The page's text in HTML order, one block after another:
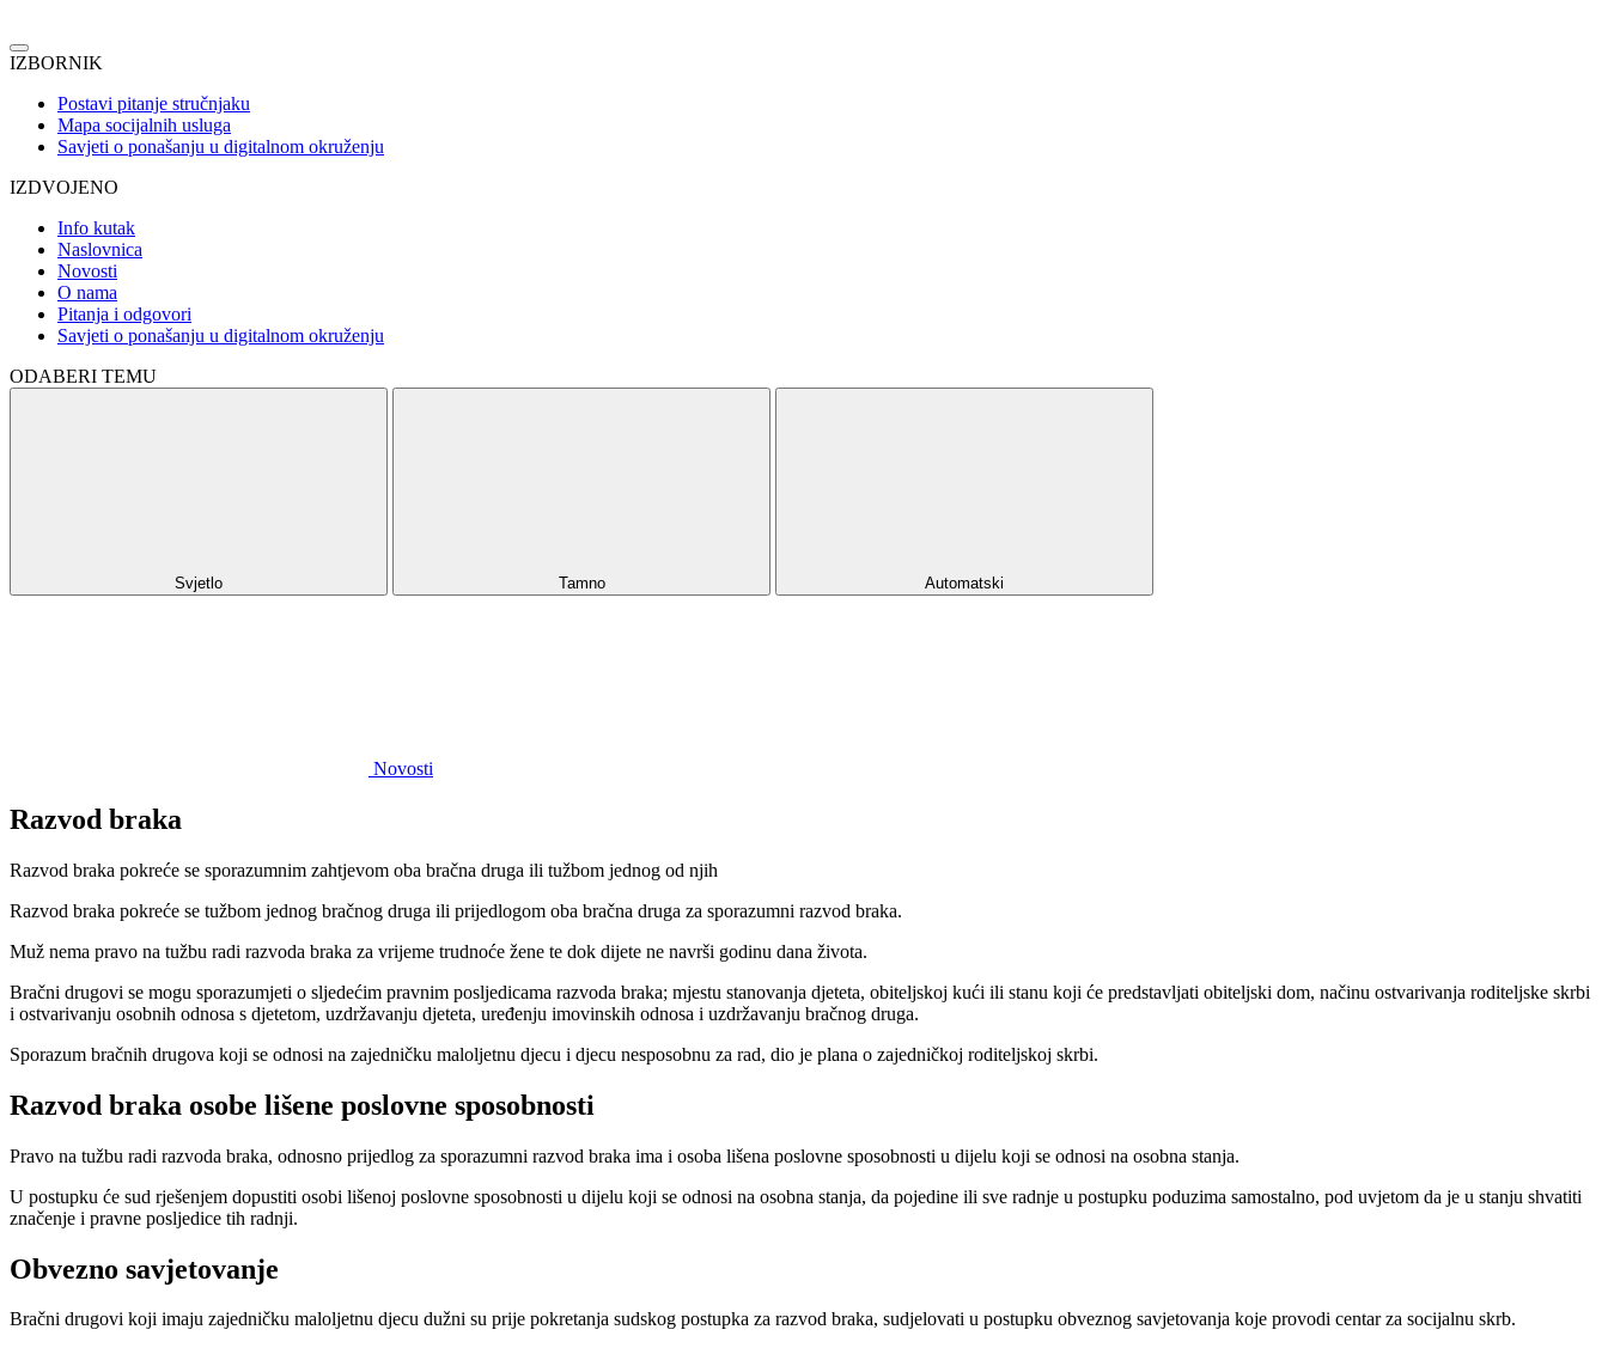
IZBORNIK
Postavi pitanje stručnjaku
Mapa socijalnih usluga
Savjeti o ponašanju u digitalnom okruženju
IZDVOJENO
Info kutak
Naslovnica
Novosti
O nama
Pitanja i odgovori
Savjeti o ponašanju u digitalnom okruženju
ODABERI TEMU
Svjetlo Tamno Automatski
Novosti
Razvod braka
Razvod braka pokreće se sporazumnim zahtjevom oba bračna druga ili tužbom jednog od njih
Razvod braka pokreće se tužbom jednog bračnog druga ili prijedlogom oba bračna druga za sporazumni razvod braka.
Muž nema pravo na tužbu radi razvoda braka za vrijeme trudnoće žene te dok dijete ne navrši godinu dana života.
Bračni drugovi se mogu sporazumjeti o sljedećim pravnim posljedicama razvoda braka; mjestu stanovanja djeteta, obiteljskoj kući ili stanu koji će predstavljati obiteljski dom, načinu ostvarivanja roditeljske skrbi
i ostvarivanju osobnih odnosa s djetetom, uzdržavanju djeteta, uređenju imovinskih odnosa i uzdržavanju bračnog druga.
Sporazum bračnih drugova koji se odnosi na zajedničku maloljetnu djecu i djecu nesposobnu za rad, dio je plana o zajedničkoj roditeljskoj skrbi.
Razvod braka osobe lišene poslovne sposobnosti
Pravo na tužbu radi razvoda braka, odnosno prijedlog za sporazumni razvod braka ima i osoba lišena poslovne sposobnosti u dijelu koji se odnosi na osobna stanja.
U postupku će sud rješenjem dopustiti osobi lišenoj poslovne sposobnosti u dijelu koji se odnosi na osobna stanja, da pojedine ili sve radnje u postupku poduzima samostalno, pod uvjetom da je u stanju shvatiti
značenje i pravne posljedice tih radnji.
Obvezno savjetovanje
Bračni drugovi koji imaju zajedničku maloljetnu djecu dužni su prije pokretanja sudskog postupka za razvod braka, sudjelovati u postupku obveznog savjetovanja koje provodi centar za socijalnu skrb.